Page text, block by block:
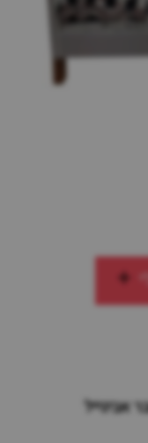
אביגייל